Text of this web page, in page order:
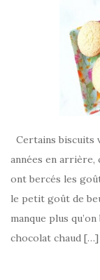
Certains biscuits
années en arrière,
ont bercés les
le petit goût de
manque plus
chocolat chaud […]